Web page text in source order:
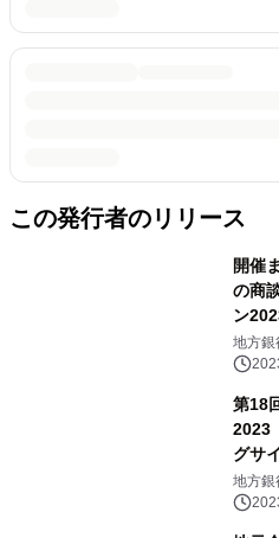
この発行者のリリース
開催
の商
ン
ッグ
地方銀
営事務
第18
2023
グサ
の食
地方銀
ッキー